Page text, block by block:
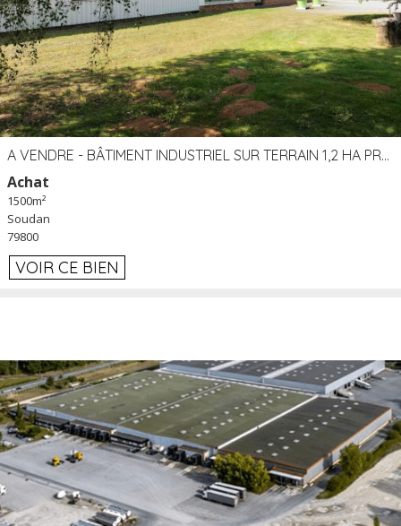
A VENDRE - BÂTIMENT INDUSTRIEL SUR TERRAIN 1,2 HA PROCHE ÉCHANGEUR A10 - SOUDAN (79)
Achat
1500m²
Soudan
79800
VOIR CE BIEN